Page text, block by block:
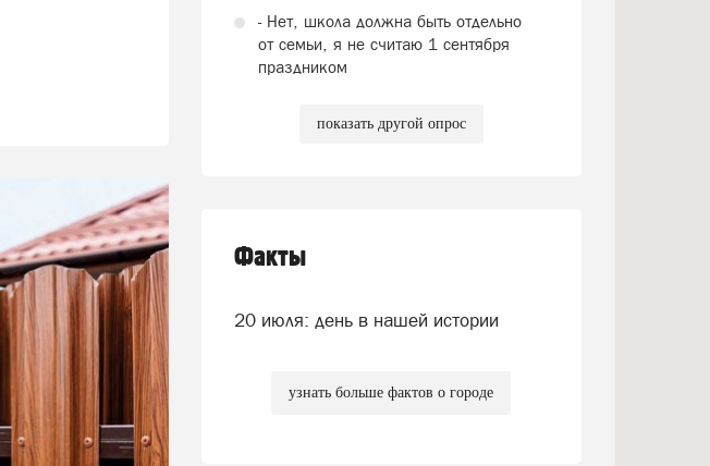
- Нет, школа должна быть отдельно
от семьи, я не считаю 1 сентября
праздником
показать другой опрос
Факты
20 июля: день в нашей истории
узнать больше фактов о городе